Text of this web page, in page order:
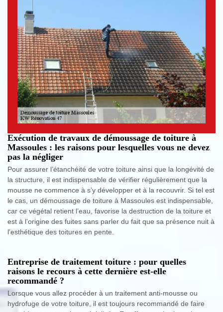
Exécution de travaux de démoussage de toiture à
Massoules : les raisons pour lesquelles vous ne devez
pas la négliger
Pour assurer l’étanchéité de votre toiture ainsi que la longévité de
la structure, il est indispensable de vérifier régulièrement que la
mousse ne commence à s’y développer et à la recouvrir. Si tel est
le cas, un démoussage de toiture à Massoules est indispensable,
car ce végétal retient l’eau, favorise la destruction de la toiture et
est à l’origine des fuites sans parler du fait que sa présence nuit à
l’esthétique des toitures en pente.
Entreprise de traitement toiture : pour quelles
raisons le recours à cette dernière est-elle
recommandé ?
Lorsque vous allez procéder à un traitement anti-mousse ou
hydrofuge de votre toiture, il est toujours recommandé de faire